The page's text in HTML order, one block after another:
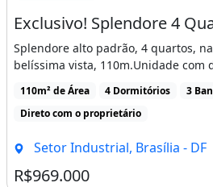
Exclusivo! Splendore 4
Splendore alto padrão, 4 quartos,
belíssima vista, 110m.Unidade com
110m² de Área 4 Dormitórios
3
Direto com o proprietário
Setor Industrial, Brasília - DF
R$969.000